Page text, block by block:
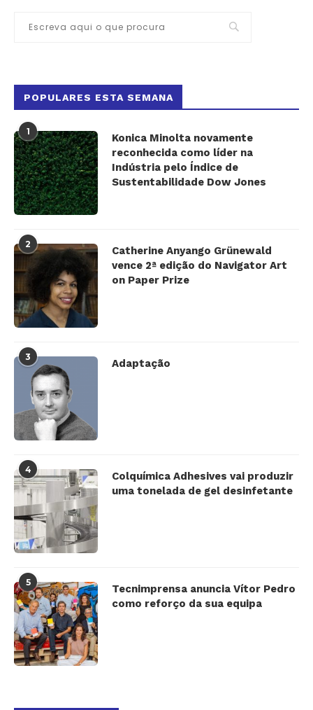
POPULARES ESTA SEMANA
1
Konica Minolta novamente
reconhecida como líder na
Indústria pelo Índice de
Sustentabilidade Dow Jones
2
Catherine Anyango Grünewald
vence 2ª edição do Navigator Art
on Paper Prize
3
Adaptação
4
Colquímica Adhesives vai produzir
uma tonelada de gel desinfetante
5
Tecnimprensa anuncia Vítor Pedro
como reforço da sua equipa